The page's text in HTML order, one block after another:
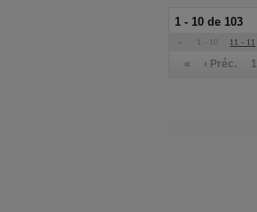
1 - 10 de 103
« 1 - 10 11 - 11
« ‹ Préc. 1